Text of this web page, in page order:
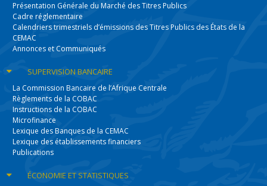
Présentation Générale du Marché des Titres Publics
Cadre réglementaire
Calendriers trimestriels d’émissions des Titres Publics des États de la
CEMAC
Annonces et Communiqués
SUPERVISIONBANCAIRE
La Commission Bancaire de l’Afrique Centrale
Règlements de la COBAC
Instructions de la COBAC
Microfinance
Lexique des Banques de la CEMAC
Lexique des établissements financiers
Publications
ÉCONOMIEET STATISTIQUES